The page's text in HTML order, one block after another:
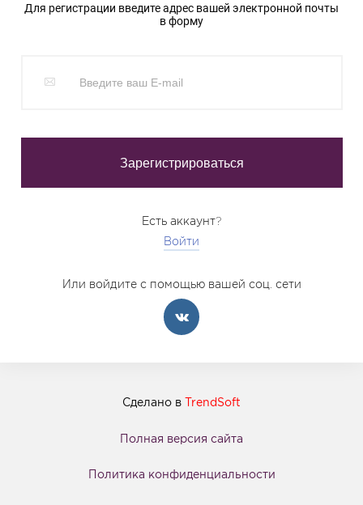
Для регистрации введите адрес вашей электронной почты
в форму
Есть аккаунт?
Войти
Или войдите с помощью вашей соц. сети
Сделано в TrendSoft
Полная версия сайта
Политика конфиденциальности